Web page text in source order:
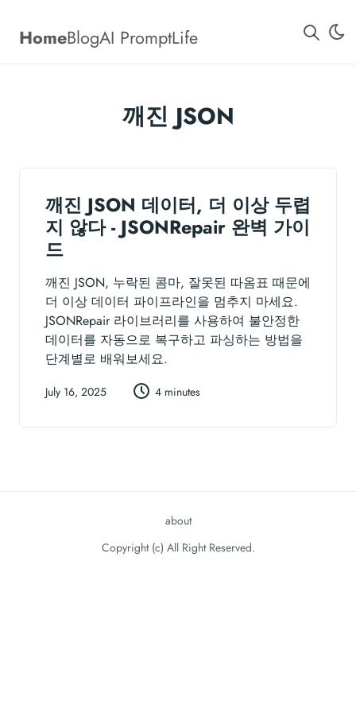
HomeBlogAI PromptLife
깨진 JSON
깨진 JSON 데이터, 더 이상 두렵
지 않다 - JSONRepair 완벽 가이
드
깨진 JSON, 누락된 콤마, 잘못된 따옴표 때문에
더 이상 데이터 파이프라인을 멈추지 마세요.
JSONRepair 라이브러리를 사용하여 불안정한
데이터를 자동으로 복구하고 파싱하는 방법을
단계별로 배워보세요.
July 16, 2025 4 minutes
about
Copyright (c) All Right Reserved.